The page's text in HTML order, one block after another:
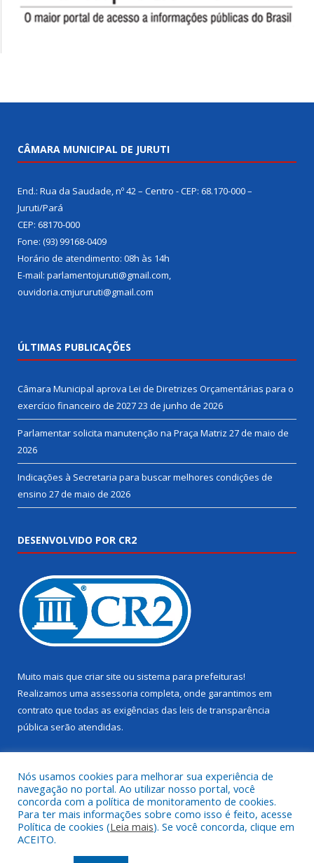
CÂMARA MUNICIPAL DE JURUTI
End.: Rua da Saudade, nº 42 – Centro - CEP: 68.170-000 –
Juruti/Pará
CEP: 68170-000
Fone: (93) 99168-0409
Horário de atendimento: 08h às 14h
E-mail: parlamentojuruti@gmail.com,
ouvidoria.cmjururuti@gmail.com
ÚLTIMAS PUBLICAÇÕES
Câmara Municipal aprova Lei de Diretrizes Orçamentárias para o
exercício financeiro de 202723 de junho de 2026
Parlamentar solicita manutenção na Praça Matriz 27 de maio de
2026
Indicações à Secretaria para buscar melhores condições de
ensino 27 de maio de 2026
DESENVOLVIDO POR CR2
Muito mais que criar site ou sistema para prefeituras!
Realizamos uma assessoria completa, onde garantimos em
contrato que todas as exigências das leis de transparência
pública serão atendidas.
Todos os direitos reservados a Câmara Municipal de Juruti.
Nós usamos cookies para melhorar sua experiência de
navegação no portal. Ao utilizar nosso portal, você
concorda com a política de monitoramento de cookies.
Para ter mais informações sobre como isso é feito, acesse
Política de cookies (Leia mais). Se você concorda, clique em
ACEITO.